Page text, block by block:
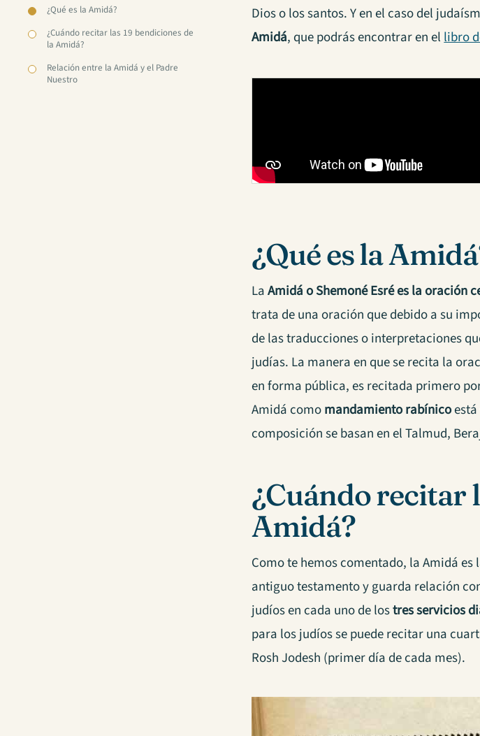
¿Qué es la Amidá?
¿Cuándo recitar las 19 bendiciones de
la Amidá?
Relación entre la Amidá y el Padre
Nuestro
Dios o los santos. Y en el caso del
Amidá, que podrás encontrar en ellibro
¿Qué es la
LaAmidá o Shemoné Esré es la oración
trata de una oración que debido a su
de las traducciones o interpretaciones
judías. La manera en que se recita la
en forma pública, es recitada primero
Amidá comomandamiento rabínico
composición se basan en el Talmud,
¿Cuándo recitar
Amidá?
Como te hemos comentado, la Amidá
antiguo testamento y guarda relación
judíos en cada uno de lostres servicios
para los judíos se puede recitar una
Rosh Jodesh (primer día de cada mes).